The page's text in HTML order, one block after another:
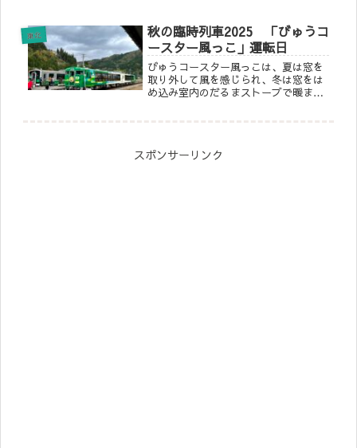
スにご利用されてはいかがでしょうか
♪
東北
秋の臨時列車2025 「びゅうコ
ースター風っこ」運転日
びゅうコースター風っこは、夏は窓を
取り外して風を感じられ、冬は窓をは
め込み室内のだるまストーブで暖まれ
滝」に訪れられます！風っこに乗って
スポンサーリンク